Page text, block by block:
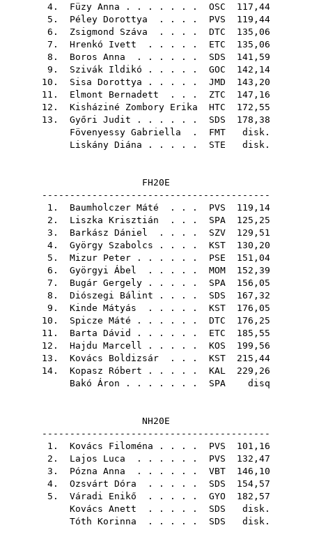
4. Füzy Anna . . . . . . . OSC 117,44
5. Péley Dorottya . . . . PVS 119,44
6. Zsigmond Száva . . . . DTC 135,06
7. Hrenkó Ivett . . . . . ETC 135,06
8. Boros Anna . . . . . . SDS 141,59
9. Szivák Ildikó . . . . . GOC 142,14
10. Sisa Dorottya . . . . . JMD 143,20
11. Elmont Bernadett . . . ZTC 147,16
12. Kisháziné Zombory Erika HTC 172,55
13. Győri Judit . . . . . . SDS 178,38
Fövenyessy Gabriella . FMT disk.
Liskány Diána . . . . . STE disk.
FH20E
-----------------------------------------
1. Baumholczer Máté . . . PVS 119,14
2. Liszka Krisztián . . . SPA 125,25
3. Barkász Dániel . . . . SZV 129,51
4. György Szabolcs . . . . KST 130,20
5. Mizur Peter . . . . . . PSE 151,04
6. Györgyi Ábel . . . . . MOM 152,39
7. Bugár Gergely . . . . . SPA 156,05
8. Diószegi Bálint . . . . SDS 167,32
9. Kinde Mátyás . . . . . KST 176,05
10. Spicze Máté . . . . . . DTC 176,25
11. Barta Dávid . . . . . . ETC 185,55
12. Hajdu Marcell . . . . . KOS 199,56
13. Kovács Boldizsár . . . KST 215,44
14. Kopasz Róbert . . . . . KAL 229,26
Bakó Áron . . . . . . . SPA disq
NH20E
-----------------------------------------
1. Kovács Filoména . . . . PVS 101,16
2. Lajos Luca . . . . . . PVS 132,47
3. Pózna Anna . . . . . . VBT 146,10
4. Ozsvárt Dóra . . . . . SDS 154,57
5. Váradi Enikő . . . . . GYO 182,57
Kovács Anett . . . . . SDS disk.
Tóth Korinna . . . . . SDS disk.